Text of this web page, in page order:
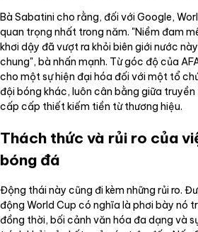
Bà Sabatini cho rằng, đối với Google,
quan trọng nhất trong năm. "Niềm đam
khơi dậy đã vượt ra khỏi biên giới nước
chung", bà nhấn mạnh. Từ góc độ của
cho một sự hiện đại hóa đối với một tổ
đội bóng khác, luôn cân bằng giữa
cấp cấp thiết kiếm tiền từ thương hiệu.
Thách thức và rủi ro của
bóng đá
Động thái này cũng đi kèm những rủi ro.
động World Cup có nghĩa là phơi bày nó
đồng thời, bối cảnh văn hóa đa dạng và